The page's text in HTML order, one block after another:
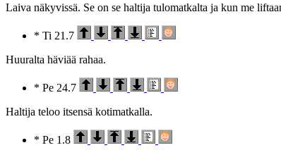
Laiva näkyvissä. Se on se haltija tulomatkalta ja kun me
* Ti 21.7
Huuralta häviää rahaa.
* Pe 24.7
Haltija teloo itsensä kotimatkalla.
* Pe 1.8